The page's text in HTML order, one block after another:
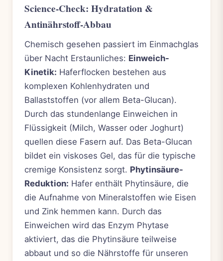
Science-Check: Hydratation &
Antinährstoff-Abbau
Chemisch gesehen passiert im Einmachglas
über Nacht Erstaunliches: Einweich-
Kinetik: Haferflocken bestehen aus
komplexen Kohlenhydraten und
Ballaststoffen (vor allem Beta-Glucan).
Durch das stundenlange Einweichen in
Flüssigkeit (Milch, Wasser oder Joghurt)
quellen diese Fasern auf. Das Beta-Glucan
bildet ein viskoses Gel, das für die typische
cremige Konsistenz sorgt. Phytinsäure-
Reduktion: Hafer enthält Phytinsäure, die
die Aufnahme von Mineralstoffen wie Eisen
und Zink hemmen kann. Durch das
Einweichen wird das Enzym Phytase
aktiviert, das die Phytinsäure teilweise
abbaut und so die Nährstoffe für unseren